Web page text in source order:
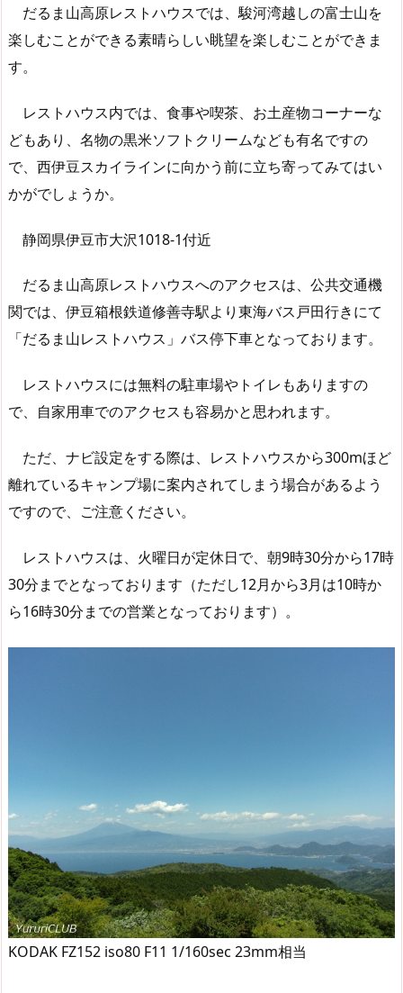
だるま山高原レストハウスでは、駿河湾越しの富士山を
楽しむことができる素晴らしい眺望を楽しむことができま
す。
レストハウス内では、食事や喫茶、お土産物コーナーな
どもあり、名物の黒米ソフトクリームなども有名ですの
で、西伊豆スカイラインに向かう前に立ち寄ってみてはい
かがでしょうか。
静岡県伊豆市大沢1018-1付近
だるま山高原レストハウスへのアクセスは、公共交通機
関では、伊豆箱根鉄道修善寺駅より東海バス戸田行きにて
「だるま山レストハウス」バス停下車となっております。
レストハウスには無料の駐車場やトイレもありますの
で、自家用車でのアクセスも容易かと思われます。
ただ、ナビ設定をする際は、レストハウスから300mほど
離れているキャンプ場に案内されてしまう場合があるよう
ですので、ご注意ください。
レストハウスは、火曜日が定休日で、朝9時30分から17時
30分までとなっております（ただし12月から3月は10時か
ら16時30分までの営業となっております）。
KODAK FZ152 iso80 F11 1/160sec 23mm相当